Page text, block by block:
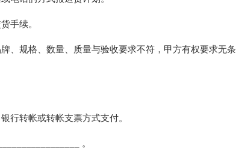
手续。
、规格、数量、质量与验收要求不符，甲方有权要求无条
行转帐或转帐支票方式支付。
。